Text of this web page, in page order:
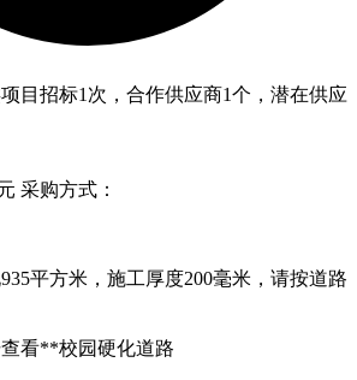
目招标1 次，合作供应商1个，潜在供应
采购方式：
平方米，施工厚度200毫米，请按道路
看**校园硬化道路